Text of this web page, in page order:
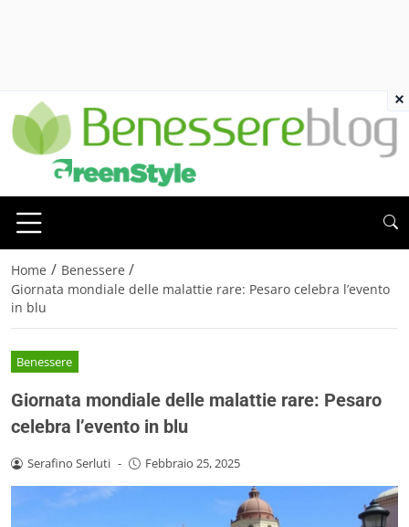
Home / Benessere /
Giornata mondiale delle malattie rare: Pesaro celebra l’evento
in blu
Benessere
Giornata mondiale delle malattie rare: Pesaro
celebra l’evento in blu
Serafino Serluti - Febbraio 25, 2025
×